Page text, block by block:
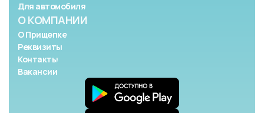
О КОМПАНИИ
О Прищепке
Реквизиты
Контакты
Вакансии
Для автомобиля